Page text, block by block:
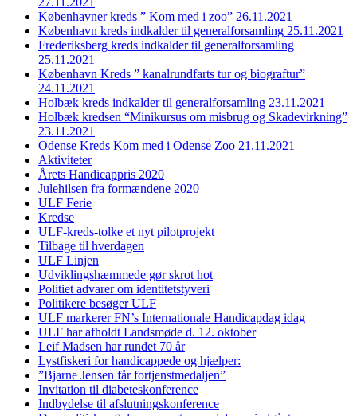
Københavner kreds ” Kom med i zoo” 26.11.2021
København kreds indkalder til generalforsamling 25.11.2021
Frederiksberg kreds indkalder til generalforsamling
25.11.2021
København Kreds ” kanalrundfarts tur og biograftur”
24.11.2021
Holbæk kreds indkalder til generalforsamling 23.11.2021
Holbæk kredsen “Minikursus om misbrug og Skadevirkning”
23.11.2021
Odense Kreds Kom med i Odense Zoo 21.11.2021
Aktiviteter
Årets Handicappris 2020
Julehilsen fra formændene 2020
ULF Ferie
Kredse
ULF-kreds-tolke et nyt pilotprojekt
Tilbage til hverdagen
ULF Linjen
Udviklingshæmmede gør skrot hot
Politiet advarer om identitetstyveri
Politikere besøger ULF
ULF markerer FN’s Internationale Handicapdag idag
ULF har afholdt Landsmøde d. 12. oktober
Leif Madsen har rundet 70 år
Lystfiskeri for handicappede og hjælper:
”Bjarne Jensen får fortjenstmedaljen”
Invitation til diabeteskonference
Indbydelse til afslutningskonference